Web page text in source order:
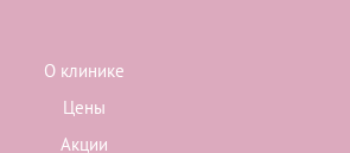
О клинике
Цены
Акции